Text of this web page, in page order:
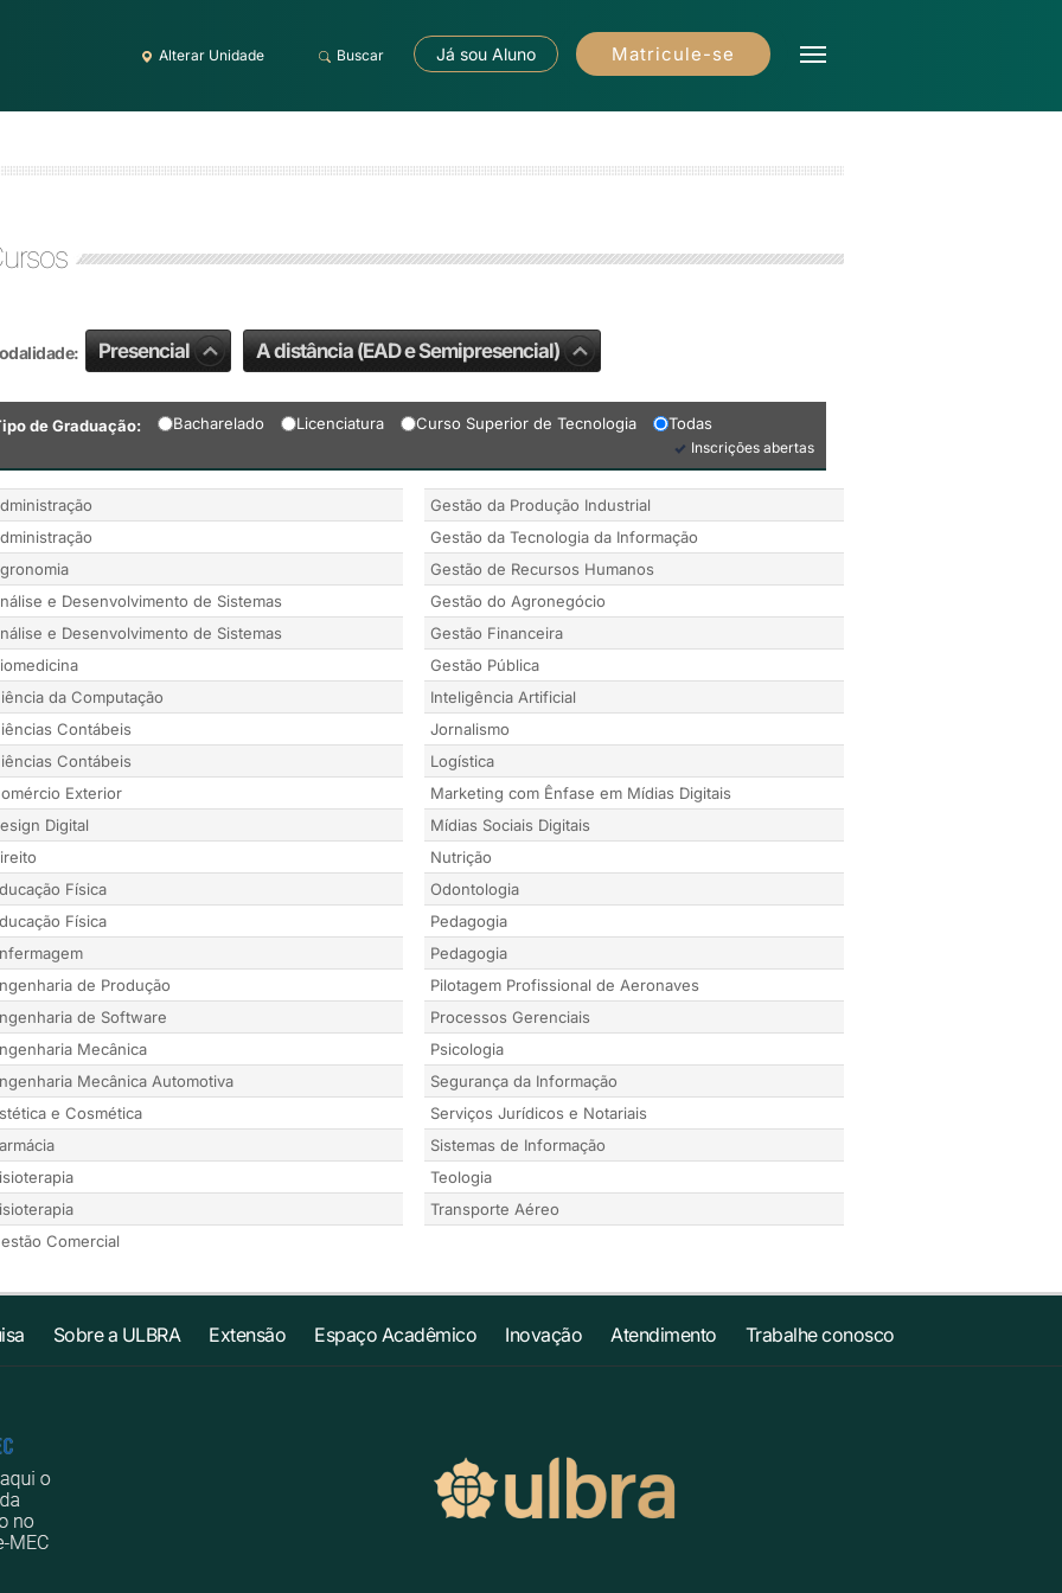
Alterar Unidade Buscar Já sou Aluno Matricule-se
Presencial A distância (EAD e Semipresencial)
de Graduação: Bacharelado Licenciatura Curso Superior de Tecnologia Todas
Inscrições abertas
e Desenvolvimento de Sistemas
e Desenvolvimento de Sistemas
da Computação
Contábeis
Contábeis
Exterior
Digital
Física
Física
de Produção
de Software
Mecânica
Mecânica Automotiva
e Cosmética
Comercial
Gestão da Produção Industrial
Gestão da Tecnologia da Informação
Gestão de Recursos Humanos
Gestão do Agronegócio
Gestão Financeira
Gestão Pública
Inteligência Artificial
Jornalismo
Logística
Marketing com Ênfase em Mídias Digitais
Mídias Sociais Digitais
Nutrição
Odontologia
Pedagogia
Pedagogia
Pilotagem Profissional de Aeronaves
Processos Gerenciais
Psicologia
Segurança da Informação
Serviços Jurídicos e Notariais
Sistemas de Informação
Teologia
Transporte Aéreo
Sobre a ULBRA Extensão Espaço Acadêmico Inovação Atendimento Trabalhe conosco